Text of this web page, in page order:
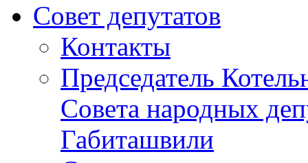
Совет депутатов
Контакты
Председатель
Совета народных
Габиташвили